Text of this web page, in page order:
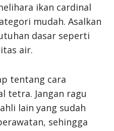
ikan cardinal
mudah. Asalkan
dasar seperti
air.
tentang cara
tetra. Jangan ragu
lain yang sudah
sehingga